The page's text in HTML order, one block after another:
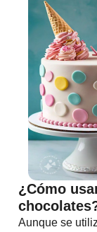
¿Cómo
Aunque se